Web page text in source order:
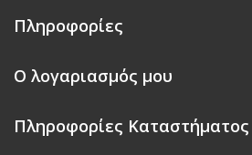
Πληροφορίες
Ο λογαριασμός μου
Πληροφορίες Καταστήματος